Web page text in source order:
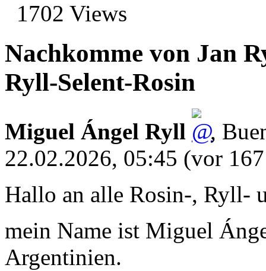
1702 Views
Nachkomme von Jan
Ryll-Selent-Rosin
Miguel Ángel Ryll ,
22.02.2026, 05:45 (vor
Hallo an alle Rosin-, Ryll-
mein Name ist Miguel
Argentinien.